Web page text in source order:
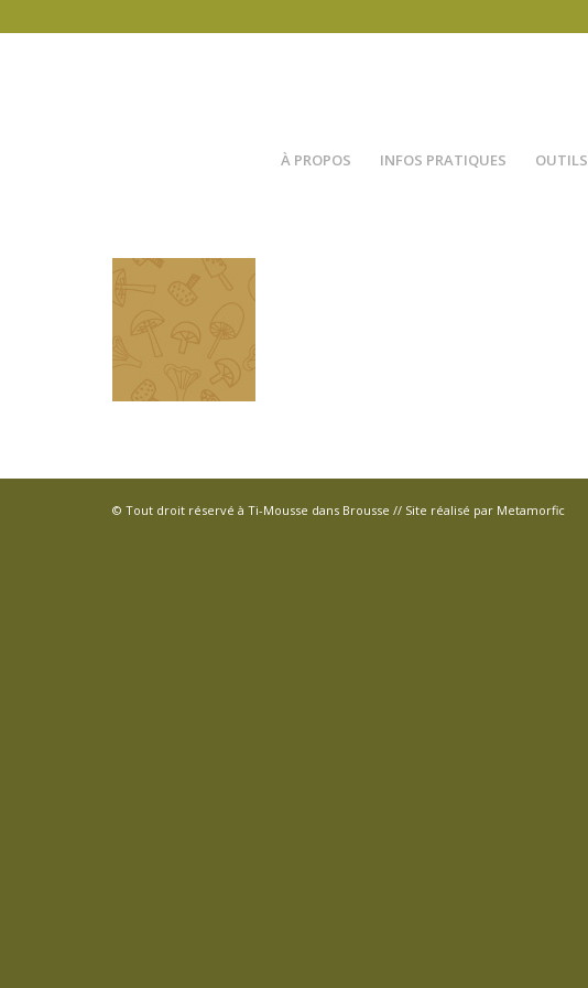
À PROPOS INFOS PRATIQUES OUTILS
© Tout droit réservé à Ti-Mousse dans Brousse // Site réalisé par Metamorfic